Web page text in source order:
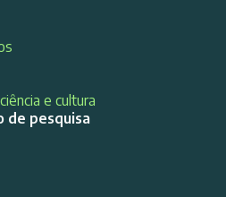
e cultura
de pesquisa